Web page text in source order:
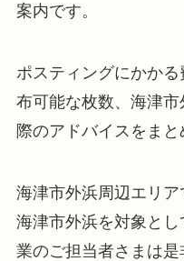
案内です。
ポスティングにかか
布可能な枚数、海津
際のアドバイスをまと
海津市外浜周辺エリア
海津市外浜を対象と
業のご担当者さまは是